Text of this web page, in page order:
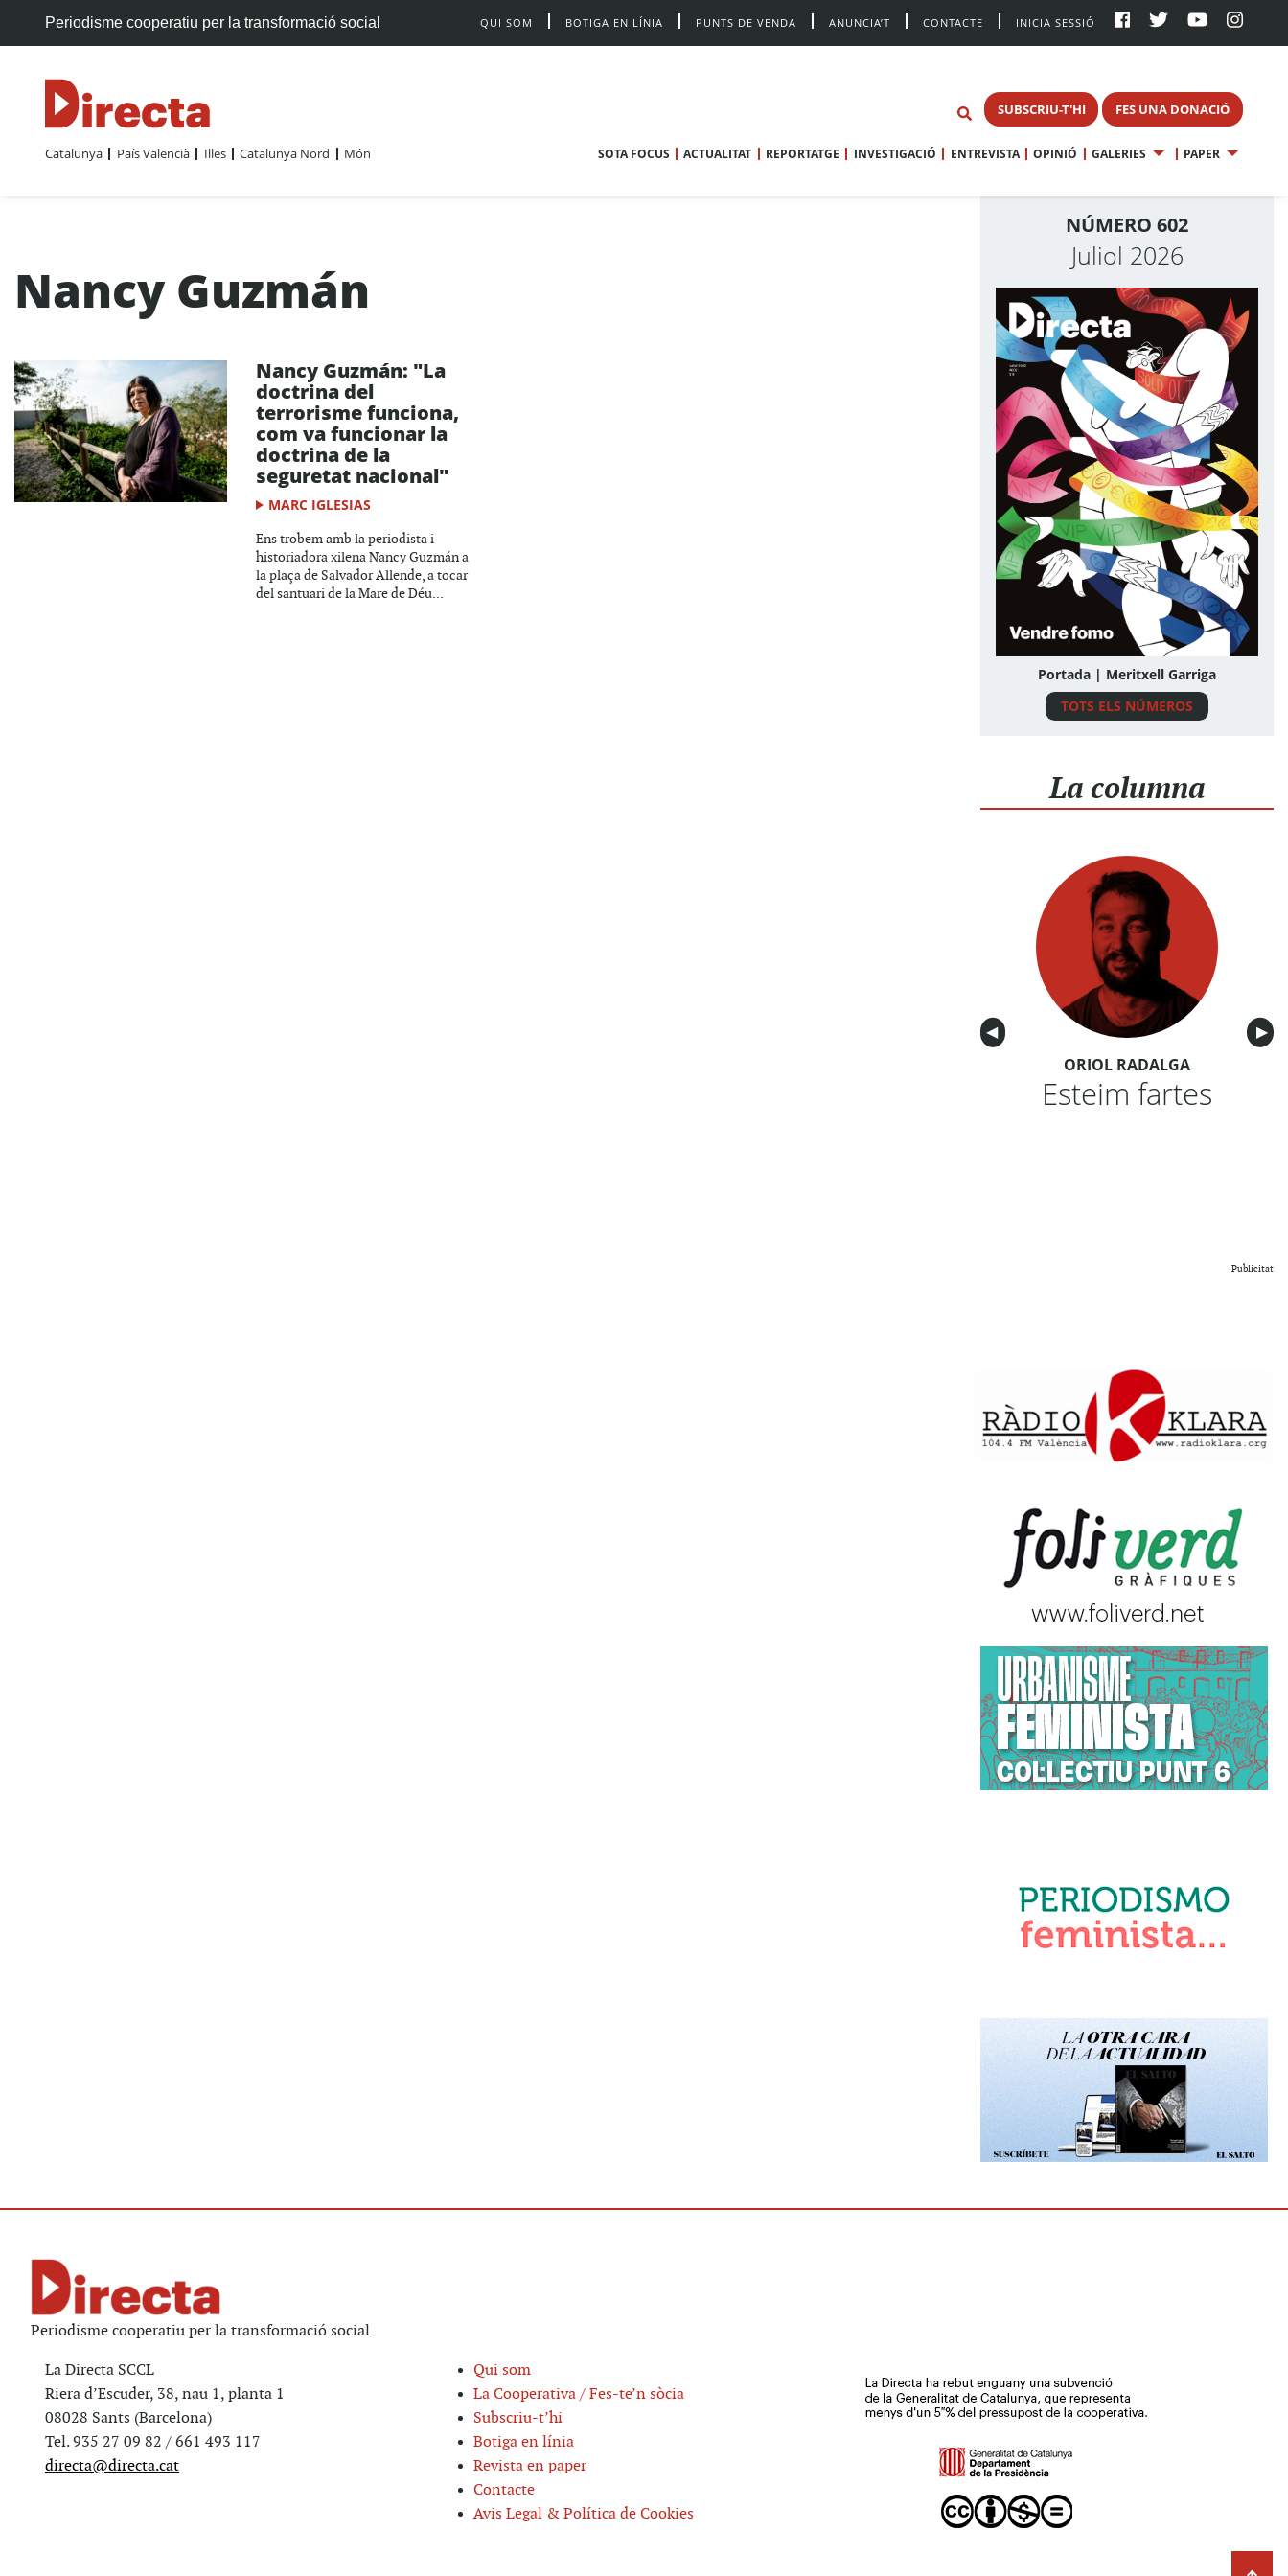
Periodisme cooperatiu per la transformació social QUI SOM BOTIGA EN LÍNIA PUNTS DE VENDA ANUNCIA’T CONTACTE INICIA SESSIÓ
SUBSCRIU-T'HI FES UNA DONACIÓ
Catalunya País Valencià Illes Catalunya Nord Món SOTA FOCUS ACTUALITAT REPORTATGE INVESTIGACIÓ ENTREVISTA OPINIÓ GALERIES PAPER
Nancy Guzmán
Nancy Guzmán: "La
doctrina del
terrorisme funciona,
com va funcionar la
doctrina de la
seguretat nacional"
MARC IGLESIAS
Ens trobem amb la periodista i
historiadora xilena Nancy Guzmán a
la plaça de Salvador Allende, a tocar
del santuari de la Mare de Déu...
NÚMERO 602
Juliol 2026
Portada | Meritxell Garriga
TOTS ELS NÚMEROS
La columna
Anterior
◀︎ ▶︎
ORIOL RADALGA
Esteim fartes
Publicitat
Periodisme cooperatiu per la transformació social
La Directa SCCL
Riera d’Escuder, 38, nau 1, planta 1
08028 Sants (Barcelona)
Tel. 935 27 09 82 / 661 493 117
directa@directa.cat
Qui som
La Cooperativa / Fes-te’n sòcia
Subscriu-t’hi
Botiga en línia
Revista en paper
Contacte
Avis Legal & Política de Cookies